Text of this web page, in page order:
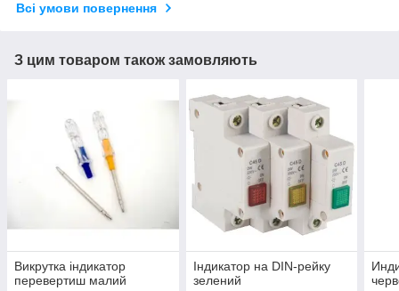
Всі умови повернення
З цим товаром також замовляють
Викрутка індикатор
перевертиш малий
Індикатор на DIN-рейку
зелений